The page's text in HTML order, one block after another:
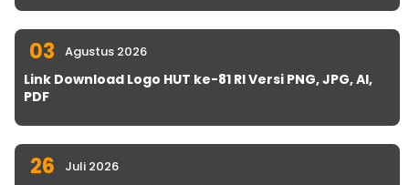
03 Agustus 2026
Link Download Logo HUT ke-81 RI Versi PNG, JPG, AI,
PDF
26 Juli 2026